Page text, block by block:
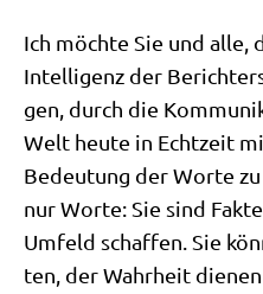
Ich möch­te Sie und
Intel­li­genz der
gen, durch die
Welt heu­te in Echt­zeit
Bedeu­tung der Wor­te
nur Wor­te: Sie sind
Umfeld schaf­fen. Sie
ten, der Wahr­heit